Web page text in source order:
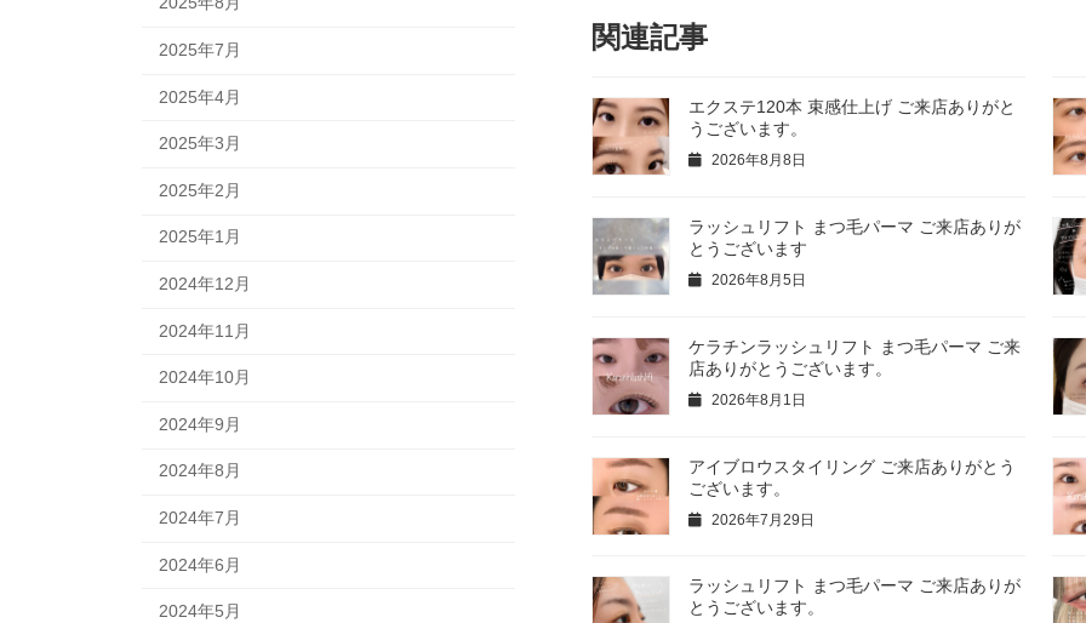
関連記事
エクステ120本 束感仕上げ ご来店ありがと
うございます。
2026年8月8日
ラッシュリフト まつ毛パーマ ご来店ありが
とうございます
2026年8月5日
ケラチンラッシュリフト まつ毛パーマ ご来
店ありがとうございます。
2026年8月1日
アイブロウスタイリング ご来店ありがとう
ございます。
2026年7月29日
ラッシュリフト まつ毛パーマ ご来店ありが
とうございます。
2025年7月
2025年4月
2025年3月
2025年2月
2025年1月
2024年12月
2024年11月
2024年10月
2024年9月
2024年8月
2024年7月
2024年6月
2024年5月